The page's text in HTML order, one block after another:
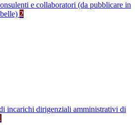
e collaboratori (da pubblicare in
2
incarichi dirigenziali amministrativi di